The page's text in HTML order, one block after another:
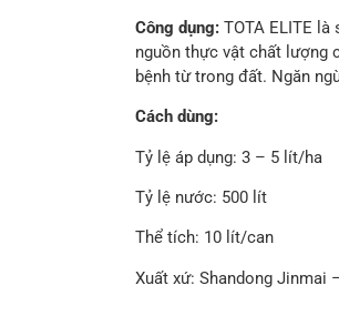
Công dụng: TOTA ELITE
nguồn thực vật chất lượng
bệnh từ trong đất. Ngăn
Cách dùng:
Tỷ lệ áp dụng: 3 – 5 lít/ha
Tỷ lệ nước: 500 lít
Thể tích: 10 lít/can
Xuất xứ: Shandong Jinmai